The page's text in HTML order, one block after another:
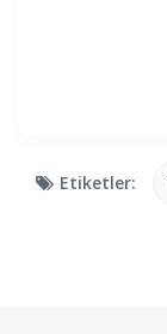
Etiketler: